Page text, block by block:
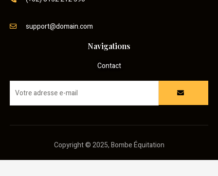
support@domain.com
Navigations
Contact
Copyright © 2025, Bombe Équitation